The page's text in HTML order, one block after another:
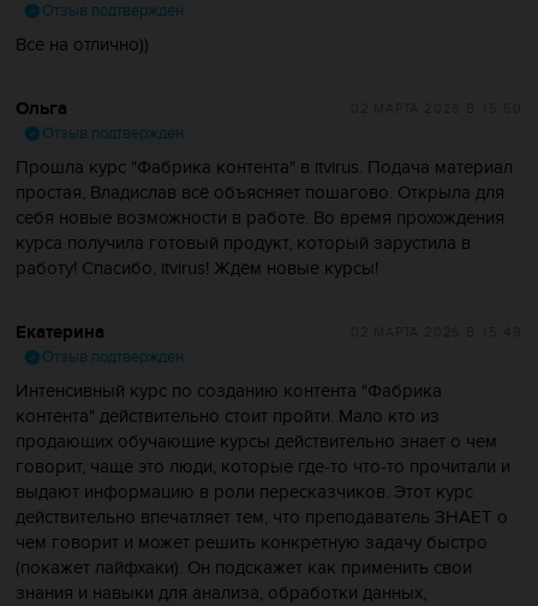
Отзыв подтвержден
Все на отлично))
Ольга
Отзыв подтвержден
Прошла курс "Фабрика контента" в itvirus. Подача материал
простая, Владислав всё объясняет пошагово. Открыла для
себя новые возможности в работе. Во время прохождения
курса получила готовый продукт, который зарустила в
работу! Спасибо, itvirus! Ждём новые курсы!
Екатерина
Отзыв подтвержден
Интенсивный курс по созданию контента "Фабрика
контента" действительно стоит пройти. Мало кто из
продающих обучающие курсы действительно знает о чем
говорит, чаще это люди, которые где-то что-то прочитали и
выдают информацию в роли пересказчиков. Этот курс
действительно впечатляет тем, что преподаватель ЗНАЕТ о
чем говорит и может решить конкретную задачу быстро
(покажет лайфхаки). Он подскажет как применить свои
знания и навыки для анализа, обработки данных,